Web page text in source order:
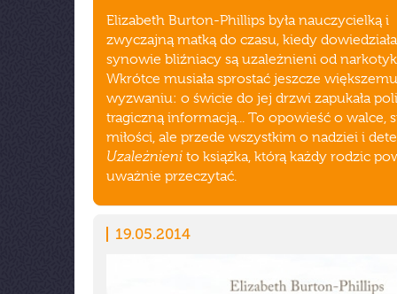
Elizabeth Burton-Phillips była nauczycielką i
zwyczajną matką do czasu, kiedy
synowie bliźniacy są uzależnieni od
Wkrótce musiała sprostać jeszcze większemu
wyzwaniu: o świcie do jej drzwi zapukała
tragiczną informacją... To opowieść o walce,
miłości, ale przede wszystkim o nadziei i
Uzależnieni to książka, którą każdy rodzic
uważnie przeczytać.
19.05.2014